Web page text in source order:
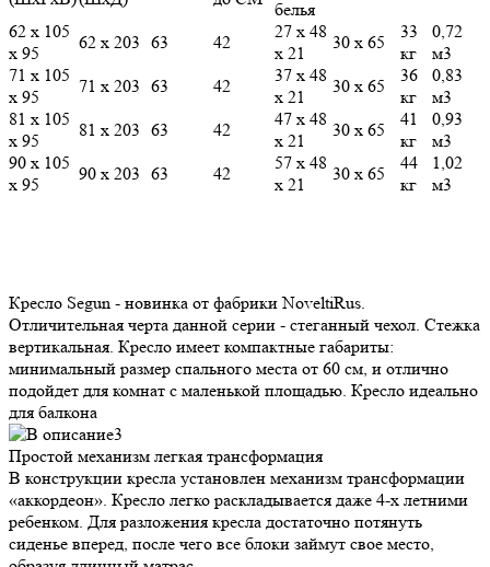
белья
62 х 105
х 95
62 х 203 63 42
27 х 48
х 21
30 х 65
33
кг
0,72
м3
71 х 105
х 95
71 х 203 63 42
37 х 48
х 21
30 х 65
36
кг
0,83
м3
81 х 105
х 95
81 х 203 63 42
47 х 48
х 21
30 х 65
41
кг
0,93
м3
90 х 105
х 95
90 х 203 63 42
57 х 48
х 21
30 х 65
44
кг
1,02
м3
Кресло Segun - новинка от фабрики NoveltiRus.
Отличительная черта данной серии - стеганный чехол. Стежка
вертикальная. Кресло имеет компактные габариты:
минимальный размер спального места от 60 см, и отлично
подойдет для комнат с маленькой площадью. Кресло идеально
для балкона
Простой механизм легкая трансформация
В конструкции кресла установлен механизм трансформации
«аккордеон». Кресло легко раскладывается даже 4-х летними
ребенком. Для разложения кресла достаточно потянуть
сиденье вперед, после чего все блоки займут свое место,